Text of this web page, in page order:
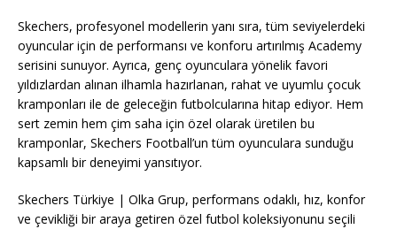
Skechers, profesyonel modellerin yanı sıra, tüm seviyelerdeki
oyuncular için de performansı ve konforu artırılmış Academy
serisini sunuyor. Ayrıca, genç oyunculara yönelik favori
yıldızlardan alınan ilhamla hazırlanan, rahat ve uyumlu çocuk
kramponları ile de geleceğin futbolcularına hitap ediyor. Hem
sert zemin hem çim saha için özel olarak üretilen bu
kramponlar, Skechers Football’un tüm oyunculara sunduğu
kapsamlı bir deneyimi yansıtıyor.
Skechers Türkiye | Olka Grup, performans odaklı, hız, konfor
ve çevikliği bir araya getiren özel futbol koleksiyonunu seçili